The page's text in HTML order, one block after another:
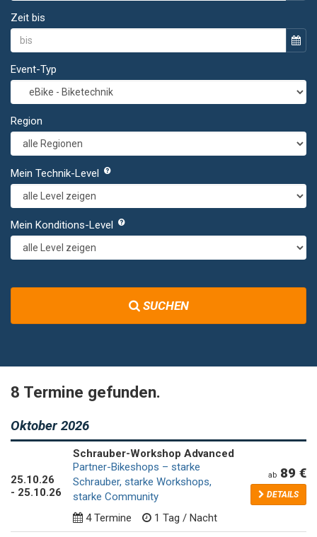
Zeit bis
Event-Typ
Region
Mein Technik-Level
Mein Konditions-Level
SUCHEN
8 Termine gefunden.
Oktober 2026
25.10.26
- 25.10.26
Schrauber-Workshop Advanced
Partner-Bikeshops – starke
Schrauber, starke Workshops,
starke Community
4 Termine
1 Tag / Nacht
ab 89 €
DETAILS